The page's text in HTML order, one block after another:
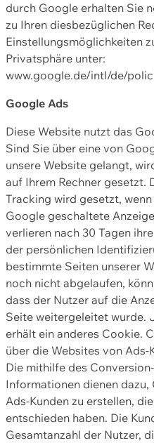
durch Google erhalten Sie
zu Ihren diesbezüglichen
Einstellungsmöglichkeiten
Privatsphäre unter:
www.google.de/intl/de/
Google Ads
Diese Website nutzt das
Sind Sie über eine von
unsere Website gelangt,
auf Ihrem Rechner gesetzt.
Tracking wird gesetzt,
Google geschaltete
verlieren nach 30 Tagen
der persönlichen
bestimmte Seiten unserer
noch nicht abgelaufen,
dass der Nutzer auf die
Seite weitergeleitet wurde.
erhält ein anderes Cookie.
über die Websites von
Die mithilfe des
Informationen dienen
Ads-Kunden zu erstellen,
entschieden haben. Die
Gesamtanzahl der Nutzer,